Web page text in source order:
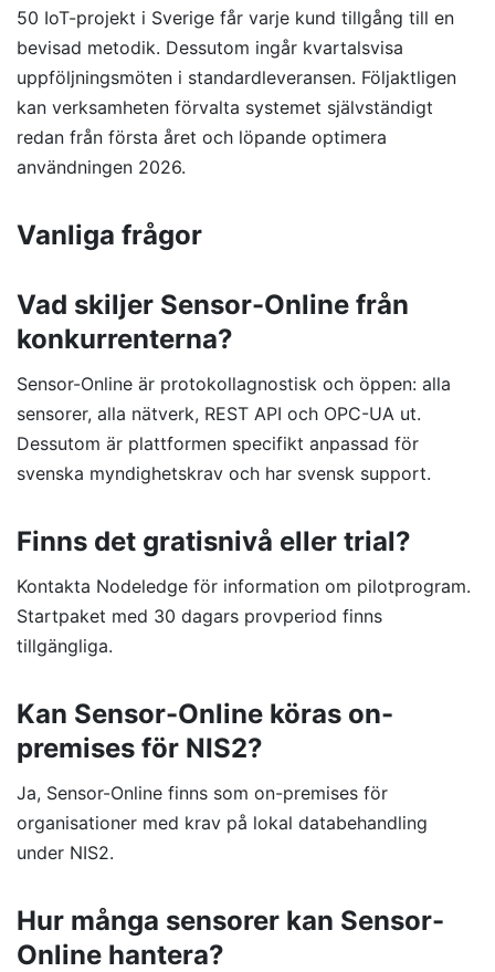
50 IoT-projekt i Sverige får varje kund tillgång till en
bevisad metodik. Dessutom ingår kvartalsvisa
uppföljningsmöten i standardleveransen. Följaktligen
kan verksamheten förvalta systemet självständigt
redan från första året och löpande optimera
användningen 2026.
Vanliga frågor
Vad skiljer Sensor-Online från
konkurrenterna?
Sensor-Online är protokollagnostisk och öppen: alla
sensorer, alla nätverk, REST API och OPC-UA ut.
Dessutom är plattformen specifikt anpassad för
svenska myndighetskrav och har svensk support.
Finns det gratisnivå eller trial?
Kontakta Nodeledge för information om pilotprogram.
Startpaket med 30 dagars provperiod finns
tillgängliga.
Kan Sensor-Online köras on-
premises för NIS2?
Ja, Sensor-Online finns som on-premises för
organisationer med krav på lokal databehandling
under NIS2.
Hur många sensorer kan Sensor-
Online hantera?